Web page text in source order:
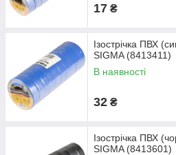
17 ₴
Ізострічка ПВХ
SIGMA (8413411)
В наявності
32 ₴
Ізострічка ПВХ
SIGMA (8413601)